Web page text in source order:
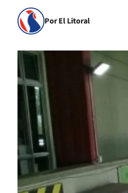
Por El Litoral